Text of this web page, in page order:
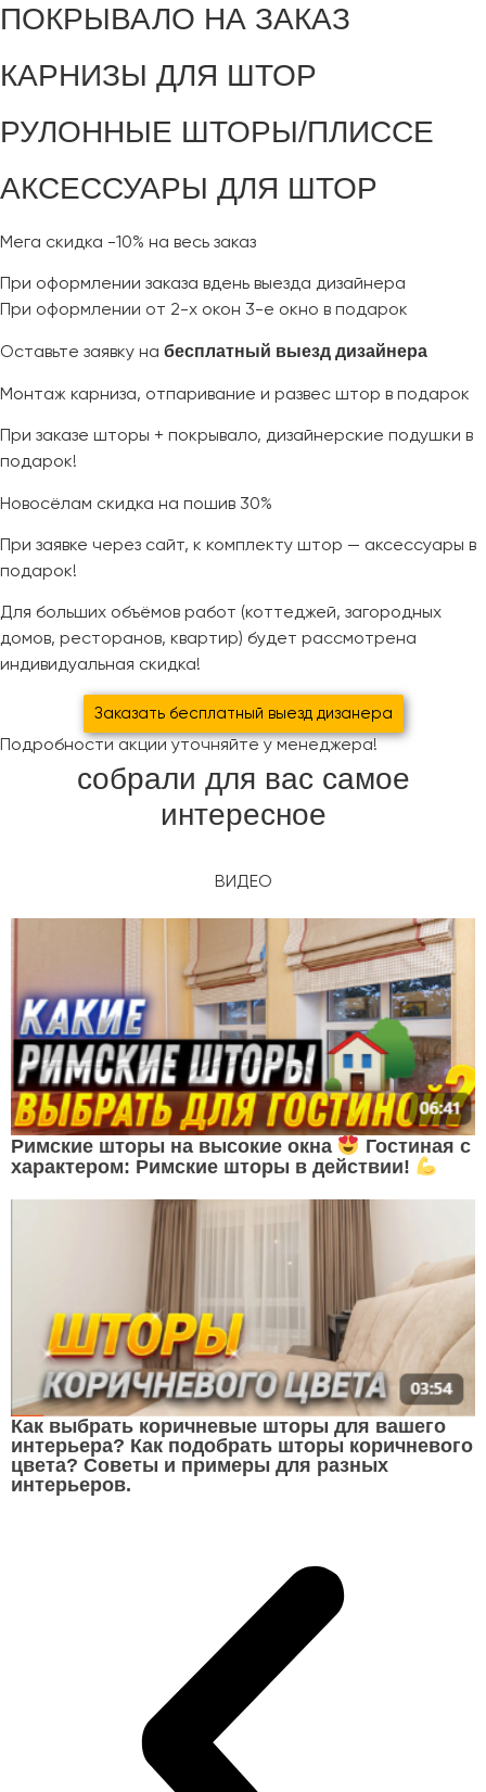
ПОКРЫВАЛО НА ЗАКАЗ
КАРНИЗЫ ДЛЯ ШТОР
РУЛОННЫЕ ШТОРЫ/ПЛИССЕ
АКСЕССУАРЫ ДЛЯ ШТОР
Мега скидка -10% на весь заказ
При оформлении заказа вдень выезда дизайнера
При оформлении от 2-х окон 3-е окно в подарок
Оставьте заявку на бесплатный выезд дизайнера
Монтаж карниза, отпаривание и развес штор в подарок
При заказе шторы + покрывало, дизайнерские подушки в
подарок!
Новосёлам скидка на пошив 30%
При заявке через сайт, к комплекту штор — аксессуары в
подарок!
Для больших объёмов работ (коттеджей, загородных
домов, ресторанов, квартир) будет рассмотрена
индивидуальная скидка!
Заказать бесплатный выезд дизанера
Подробности акции уточняйте у менеджера!
собрали для вас самое
интересное
ВИДЕО
Римские шторы на высокие окна
Гостиная с
характером: Римские шторы в действии!
Как выбрать коричневые шторы для вашего
интерьера? Как подобрать шторы коричневого
цвета? Советы и примеры для разных
интерьеров.